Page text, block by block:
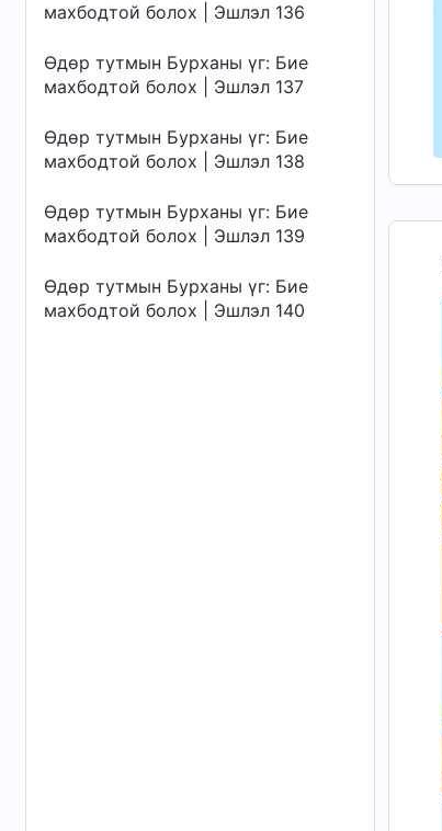
махбодтой болох | Эшлэл 136
Өдөр тутмын Бурханы үг: Бие
махбодтой болох | Эшлэл 137
Өдөр тутмын Бурханы үг: Бие
махбодтой болох | Эшлэл 138
Өдөр тутмын Бурханы үг: Бие
махбодтой болох | Эшлэл 139
Өдөр тутмын Бурханы үг: Бие
махбодтой болох | Эшлэл 140